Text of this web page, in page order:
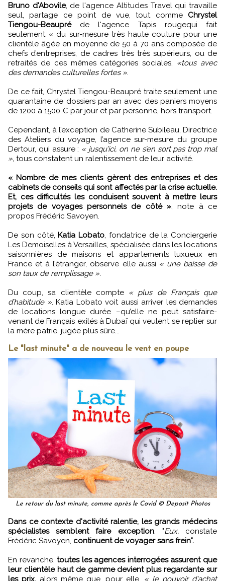
Bruno d'Abovile, de l'agence Altitudes Travel qui travaille
seul, partage ce point de vue, tout comme Chrystel
Tiengou-Beaupréde l'agence Tapis rougequi fait
seulement « du sur-mesure très haute couture pour une
clientèle âgée en moyenne de 50 à 70 ans composée de
chefs d’entreprises, de cadres très très supérieurs, ou de
retraités de ces mêmes catégories sociales, «tous avec
des demandes culturelles fortes ».
De ce fait, Chrystel Tiengou-Beaupré traite seulement une
quarantaine de dossiers par an avec des paniers moyens
de 1200 à 1500 € par jour et par personne, hors transport.
Cependant, à l’exception de Catherine Subileau, Directrice
des Ateliers du voyage, l’agence sur-mesure du groupe
Dertour, qui assure : « jusqu’ici, on ne s’en sort pas trop mal
», tous constatent un ralentissement de leur activité.
« Nombre de mes clients gèrent des entreprises et des
cabinets de conseils qui sont affectés par la crise actuelle.
Et, ces difficultés les conduisent souvent à mettre leurs
projets de voyages personnels de côté », note à ce
propos Frédéric Savoyen.
De son côté, Katia Lobato, fondatrice de la Conciergerie
Les Demoiselles à Versailles, spécialisée dans les locations
saisonnières de maisons et appartements luxueux en
France et à l’étranger, observe elle aussi « une baisse de
son taux de remplissage ».
Du coup, sa clientèle compte « plus de Français que
d’habitude ». Katia Lobato voit aussi arriver les demandes
de locations longue durée –qu’elle ne peut satisfaire-
venant de Français exilés à Dubaï qui veulent se replier sur
la mère patrie, jugée plus sûre...
Le "last minute" a de nouveau le vent en poupe
Le retour du last minute, comme après le Covid © Deposit Photos
Dans ce contexte d'activité ralentie, les grands médecins
spécialistes semblent faire exception. "Eux,constate
Frédéric Savoyen, continuent de voyager sans frein".
En revanche,toutes les agences interrogées assurent que
leur clientèle haut de gamme devient plus regardante sur
les prix, alors même que, pour elle, « le pouvoir d'achat